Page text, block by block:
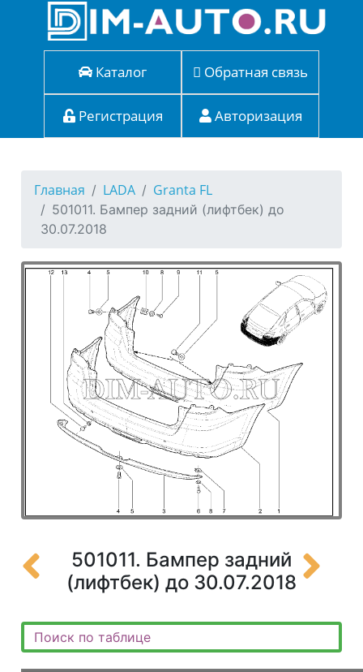
Каталог Обратная связь
Регистрация Авторизация
Главная LADA Granta FL
501011. Бампер задний (лифтбек) до
30.07.2018
501011. Бампер задний
(лифтбек) до 30.07.2018